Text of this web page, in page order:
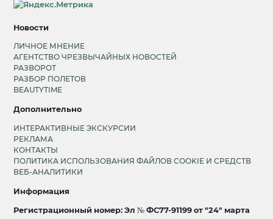
Новости
ЛИЧНОЕ МНЕНИЕ
АГЕНТСТВО ЧРЕЗВЫЧАЙНЫХ НОВОСТЕЙ
РАЗВОРОТ
РАЗБОР ПОЛЕТОВ
BEAUTYTIME
Дополнительно
ИНТЕРАКТИВНЫЕ ЭКСКУРСИИ
РЕКЛАМА
КОНТАКТЫ
ПОЛИТИКА ИСПОЛЬЗОВАНИЯ ФАЙЛОВ COOKIE И СРЕДСТВ
ВЕБ-АНАЛИТИКИ
Информация
Регистрационный номер: Эл № ФС77-91199 от "24" марта